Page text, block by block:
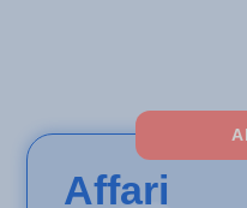
Affari